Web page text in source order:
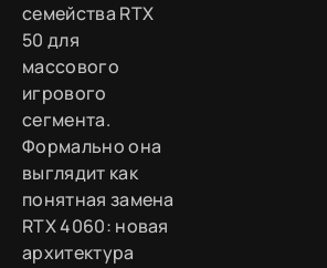
семейства RTX
50 для
массового
игрового
сегмента.
Формально она
выглядит как
понятная замена
RTX 4060: новая
архитектура